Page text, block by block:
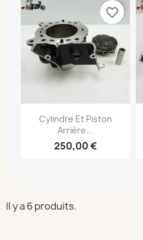
Cylindre Et Piston
Arrière...
250,00 €
favorite_border
Il y a 6 produits.